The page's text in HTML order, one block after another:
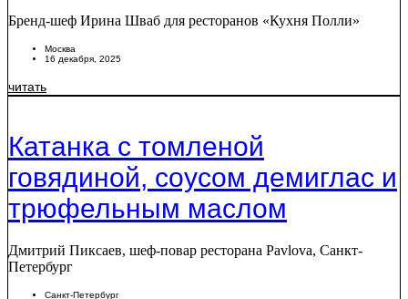
Бренд-шеф Ирина Шваб для ресторанов «Кухня Полли»
Москва
16 декабря, 2025
читать
Катанка с томленой
говядиной, соусом демиглас и
трюфельным маслом
Дмитрий Пиксаев, шеф-повар ресторана Pavlova, Санкт-
Петербург
Санкт-Петербург